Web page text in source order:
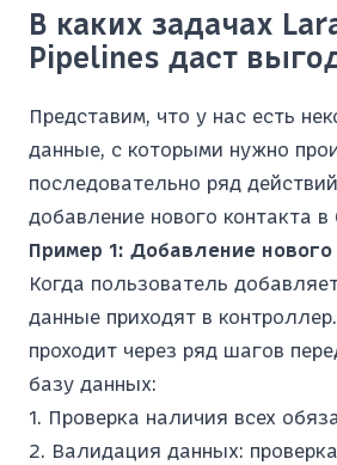
В каких задачах
Pipelines даст
Представим, что у нас есть
данные, с которыми нужно
последовательно ряд
добавление нового контакта в
Пример 1: Добавление нового
Когда пользователь
данные приходят в
проходит через ряд шагов
базу данных:
Проверка наличия всех
Валидация данных: